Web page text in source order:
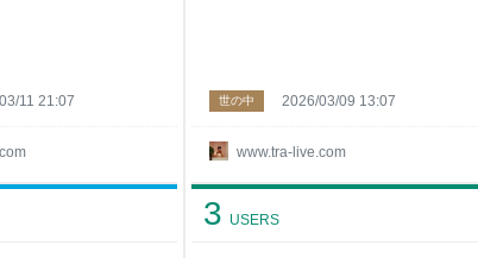
11 21:07
www.tra-live.com
世の中 2026/03/09 13:07
3 USERS